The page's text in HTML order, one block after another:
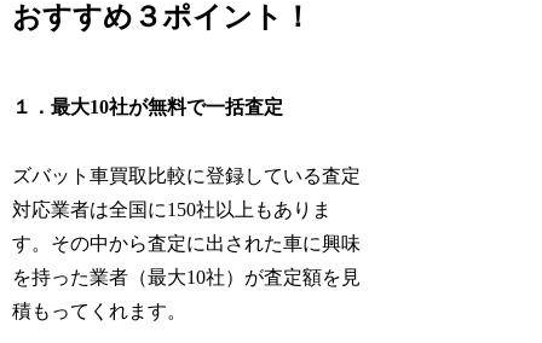
おすすめ３ポイント！
１．最大10社が無料で一括査定
ズバット車買取比較に登録している査定
対応業者は全国に150社以上もありま
す。その中から査定に出された車に興味
を持った業者（最大10社）が査定額を見
積もってくれます。